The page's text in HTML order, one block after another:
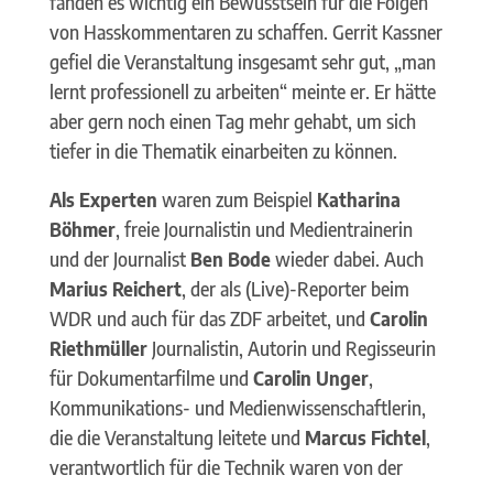
von Hasskommentaren zu schaffen. Gerrit Kassner
gefiel die Veranstaltung insgesamt sehr gut, „man
lernt professionell zu arbeiten“ meinte er. Er hätte
aber gern noch einen Tag mehr gehabt, um sich
tiefer in die Thematik einarbeiten zu können.
Als Experten waren zum Beispiel Katharina
Böhmer, freie Journalistin und Medientrainerin
und der Journalist Ben Bodewieder dabei. Auch
Marius Reichert, der als (Live)-Reporter beim
WDR und auch für das ZDF arbeitet, und Carolin
RiethmüllerJournalistin, Autorin und Regisseurin
für Dokumentarfilme und Carolin Unger,
Kommunikations- und Medienwissenschaftlerin,
die die Veranstaltung leitete und Marcus Fichtel,
verantwortlich für die Technik waren von der